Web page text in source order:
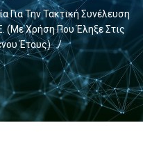
Για Την Τακτική Συνέλευση
(με Χρήση Που Έληξε Στις
Έτους)
/